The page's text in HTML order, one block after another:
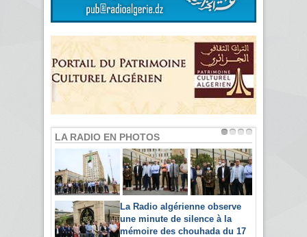
LA RADIO EN PHOTOS
La Radio algérienne observe
une minute de silence à la
mémoire des chouhada du 17